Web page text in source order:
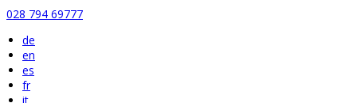
028 794 69777
de
en
es
fr